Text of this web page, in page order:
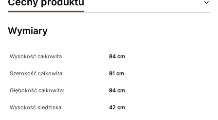
Wymiary
Wysokość całkowita 84 cm
Szerokość całkowita: 81 cm
Głębokość całkowita: 94 cm
Wysokość siedziska: 42 cm